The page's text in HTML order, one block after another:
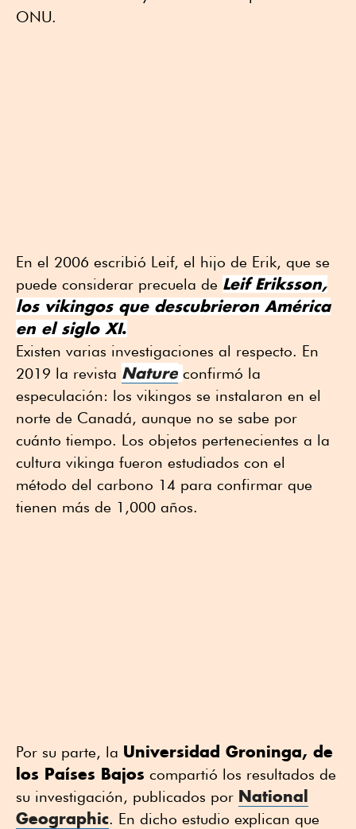
ONU.
En el 2006 escribió Leif, el hijo de Erik, que se
puede considerar precuela de Leif Eriksson,
los vikingos que descubrieron América
en el siglo XI.
Existen varias investigaciones al respecto. En
2019 la revista Nature confirmó la
especulación: los vikingos se instalaron en el
norte de Canadá, aunque no se sabe por
cuánto tiempo. Los objetos pertenecientes a la
cultura vikinga fueron estudiados con el
método del carbono 14 para confirmar que
tienen más de 1,000 años.
Por su parte, la Universidad Groninga, de
los Países Bajos compartió los resultados de
su investigación, publicados por National
Geographic. En dicho estudio explican que